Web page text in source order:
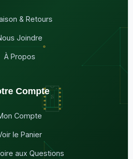
& Retours
Joindre
À Propos
Compte
Compte
le Panier
aux Questions